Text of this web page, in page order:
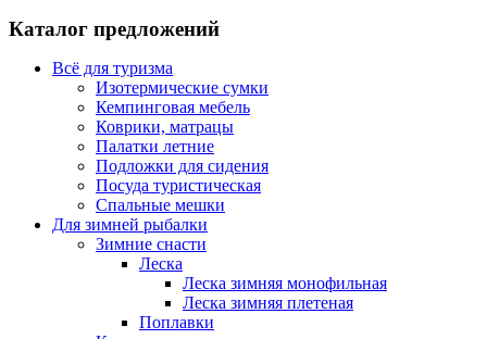
Каталог предложений
Всё для туризма
Изотермические сумки
Кемпинговая мебель
Коврики, матрацы
Палатки летние
Подложки для сидения
Посуда туристическая
Спальные мешки
Для зимней рыбалки
Зимние снасти
Леска
Леска зимняя монофильная
Леска зимняя плетеная
Поплавки